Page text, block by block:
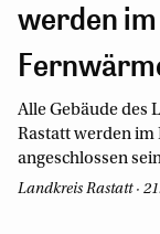
werden
Alle Gebäude des
Rastatt werden im
angeschlossen
Landkreis Rastatt ·